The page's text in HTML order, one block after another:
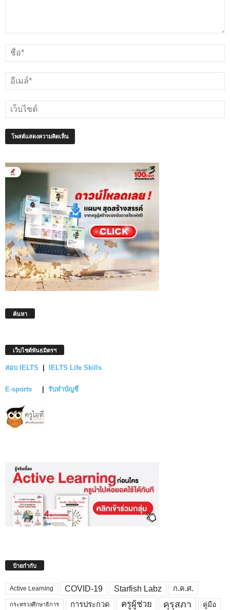
ค้นหา
เว็บไซต์พันธมิตรฯ
สอบ IELTS IELTS Life Skills
E-sports รับทำบัญชี
ป้ายกำกับ
Active Learning COVID-19 Starfish Labz ก.ค.ศ.
กระทรวงศึกษาธิการ การประกวด ครูผู้ช่วย คุรุสภา คู่มือ